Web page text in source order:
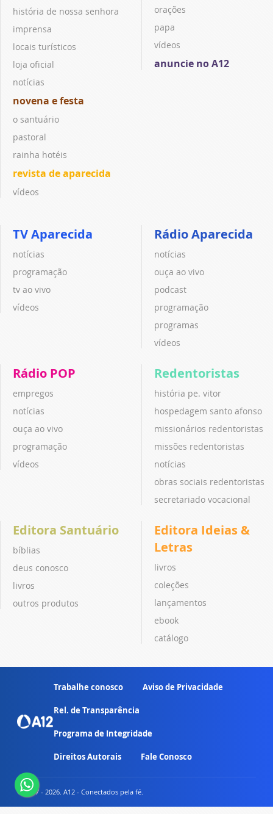
história de nossa senhora
imprensa
locais turísticos
loja oficial
notícias
novena e festa
o santuário
pastoral
rainha hotéis
revista de aparecida
vídeos
orações
papa
vídeos
anuncie no A12
TV Aparecida
notícias
programação
tv ao vivo
vídeos
Rádio Aparecida
notícias
ouça ao vivo
podcast
programação
programas
vídeos
Rádio POP
empregos
notícias
ouça ao vivo
programação
vídeos
Redentoristas
história pe. vitor
hospedagem santo afonso
missionários redentoristas
missões redentoristas
notícias
obras sociais redentoristas
secretariado vocacional
Editora Santuário
bíblias
deus conosco
livros
outros produtos
Editora Ideias &
Letras
livros
coleções
lançamentos
ebook
catálogo
Trabalhe conosco Aviso de Privacidade
Rel. de Transparência
Programa de Integridade
Direitos Autorais Fale Conosco
© 2007 - 2026. A12 - Conectados pela fé.